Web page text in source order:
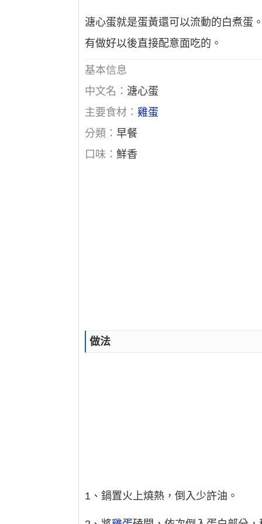
溏心蛋就是蛋黃還可以流動的白煮蛋
有做好以後直接配意面吃的。
基本信息
中文名： 溏心蛋
主要食材：雞蛋
分類：早餐
口味： 鮮香
做法
1、鍋置火上燒熱，倒入少許油。